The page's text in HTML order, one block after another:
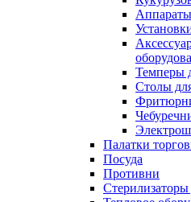
Темперы
Столы
Палатки
Посуда
Противни